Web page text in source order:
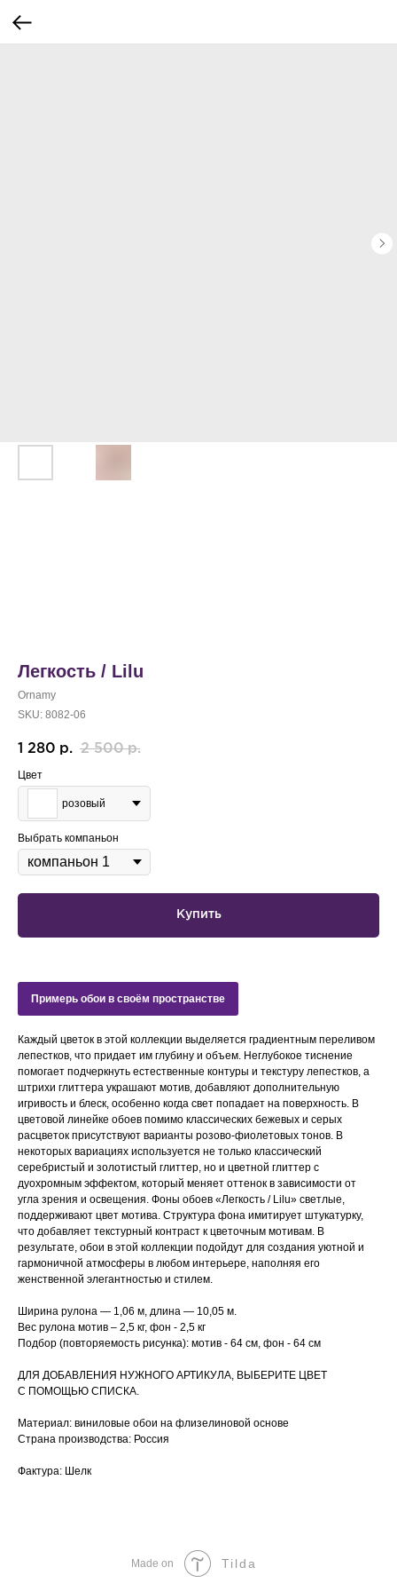
Легкость / Lilu
Ornamy
SKU: 8082-06
1 280 р. 2 500 р.
Цвет
розовый
Выбрать компаньон
Купить
Примерь обои в своём пространстве
Каждый цветок в этой коллекции выделяется градиентным переливом
лепестков, что придает им глубину и объем. Неглубокое тиснение
помогает подчеркнуть естественные контуры и текстуру лепестков, а
штрихи глиттера украшают мотив, добавляют дополнительную
игривость и блеск, особенно когда свет попадает на поверхность. В
цветовой линейке обоев помимо классических бежевых и серых
расцветок присутствуют варианты розово-фиолетовых тонов. В
некоторых вариациях используется не только классический
серебристый и золотистый глиттер, но и цветной глиттер с
дуохромным эффектом, который меняет оттенок в зависимости от
угла зрения и освещения. Фоны обоев «Легкость / Lilu» светлые,
поддерживают цвет мотива. Структура фона имитирует штукатурку,
что добавляет текстурный контраст к цветочным мотивам. В
результате, обои в этой коллекции подойдут для создания уютной и
гармоничной атмосферы в любом интерьере, наполняя его
женственной элегантностью и стилем.
Ширина рулона — 1,06 м, длина — 10,05 м.
Вес рулона мотив – 2,5 кг, фон - 2,5 кг
Подбор (повторяемость рисунка): мотив - 64 см, фон - 64 см
ДЛЯ ДОБАВЛЕНИЯ НУЖНОГО АРТИКУЛА, ВЫБЕРИТЕ ЦВЕТ
С ПОМОЩЬЮ СПИСКА.
Материал: виниловые обои на флизелиновой основе
Страна производства: Россия
Фактура: Шелк
Made on Tilda